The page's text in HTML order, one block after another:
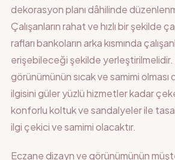
dekorasyon planı dâhilinde
Çalışanların rahat ve hızlı bir şekilde
rafları bankoların arka kısmında
erişebileceği şekilde yerleştirilmelidir.
görünümünün sıcak ve samimi olması
ilgisini güler yüzlü hizmetler kadar
konforlu koltuk ve sandalyeler ile
ilgi çekici ve samimi olacaktır.
Eczane dizayn ve görünümünün